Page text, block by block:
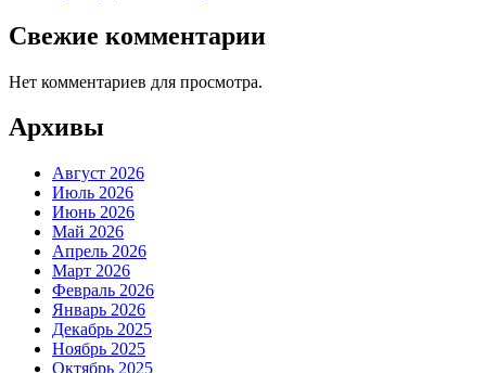
Свежие комментарии
Нет комментариев для просмотра.
Архивы
Август 2026
Июль 2026
Июнь 2026
Май 2026
Апрель 2026
Март 2026
Февраль 2026
Январь 2026
Декабрь 2025
Ноябрь 2025
Октябрь 2025